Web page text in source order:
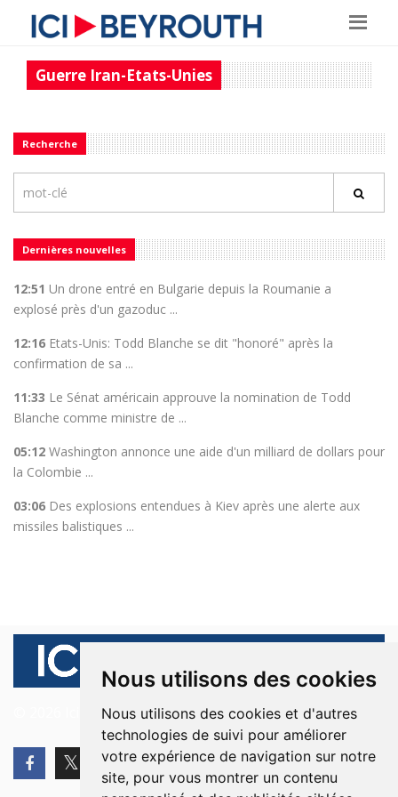
Nous utilisons des cookies
Nous utilisons des cookies et d'autres
technologies de suivi pour améliorer
votre expérience de navigation sur notre
site, pour vous montrer un contenu
Guerre Iran-Etats-Unies
Recherche
Dernières nouvelles
12:51 Un drone entré en Bulgarie depuis la Roumanie a
explosé près d'un gazoduc ...
12:16 Etats-Unis: Todd Blanche se dit "honoré" après la
confirmation de sa ...
11:33 Le Sénat américain approuve la nomination de Todd
Blanche comme ministre de ...
05:12 Washington annonce une aide d'un milliard de dollars pour
la Colombie ...
03:06 Des explosions entendues à Kiev après une alerte aux
missiles balistiques ...
© 2026 Ici Beyrouth. Tous les droits sont réservés.